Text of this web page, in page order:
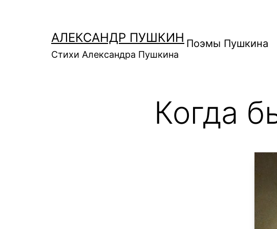
содержимомуАЛЕКСАНДР ПУШКИН
Стихи Александра Пушкина
Поэмы Пушкина
Когда